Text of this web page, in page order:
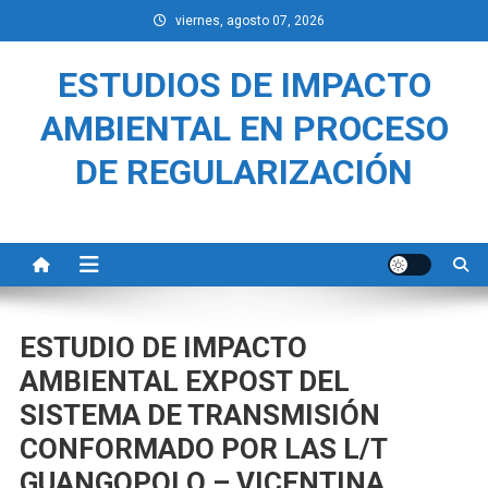
al
viernes, agosto 07, 2026
ESTUDIOS DE IMPACTO
AMBIENTAL EN PROCESO
DE REGULARIZACIÓN
ESTUDIO DE IMPACTO
AMBIENTAL EXPOST DEL
SISTEMA DE TRANSMISIÓN
CONFORMADO POR LAS L/T